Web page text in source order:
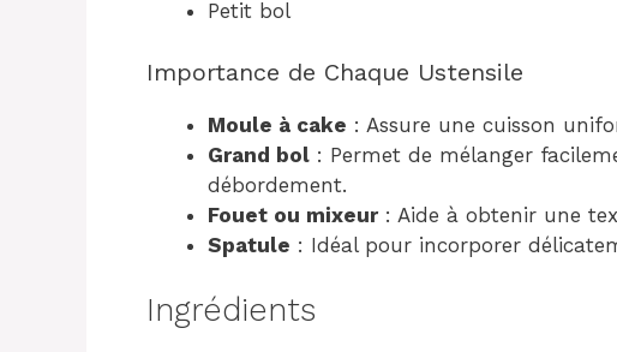
Petit bol
Importance de Chaque Ustensile
Moule à cake : Assure une cuisson
Grand bol : Permet de mélanger
débordement.
Fouet ou mixeur: Aide à obtenir une
Spatule : Idéal pour incorporer
Ingrédients